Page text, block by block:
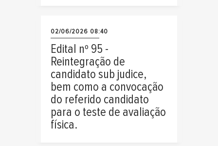
02/06/2026 08:40
Edital nº 95 -
Reintegração de
candidato sub judice,
bem como a convocação
do referido candidato
para o teste de avaliação
física.